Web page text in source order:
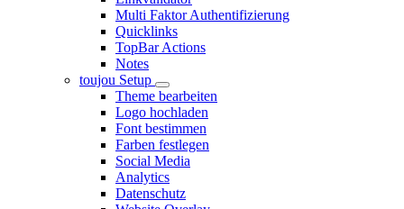
Multi Faktor Authentifizierung
Quicklinks
TopBar Actions
Notes
toujou Setup
Theme bearbeiten
Logo hochladen
Font bestimmen
Farben festlegen
Social Media
Analytics
Datenschutz